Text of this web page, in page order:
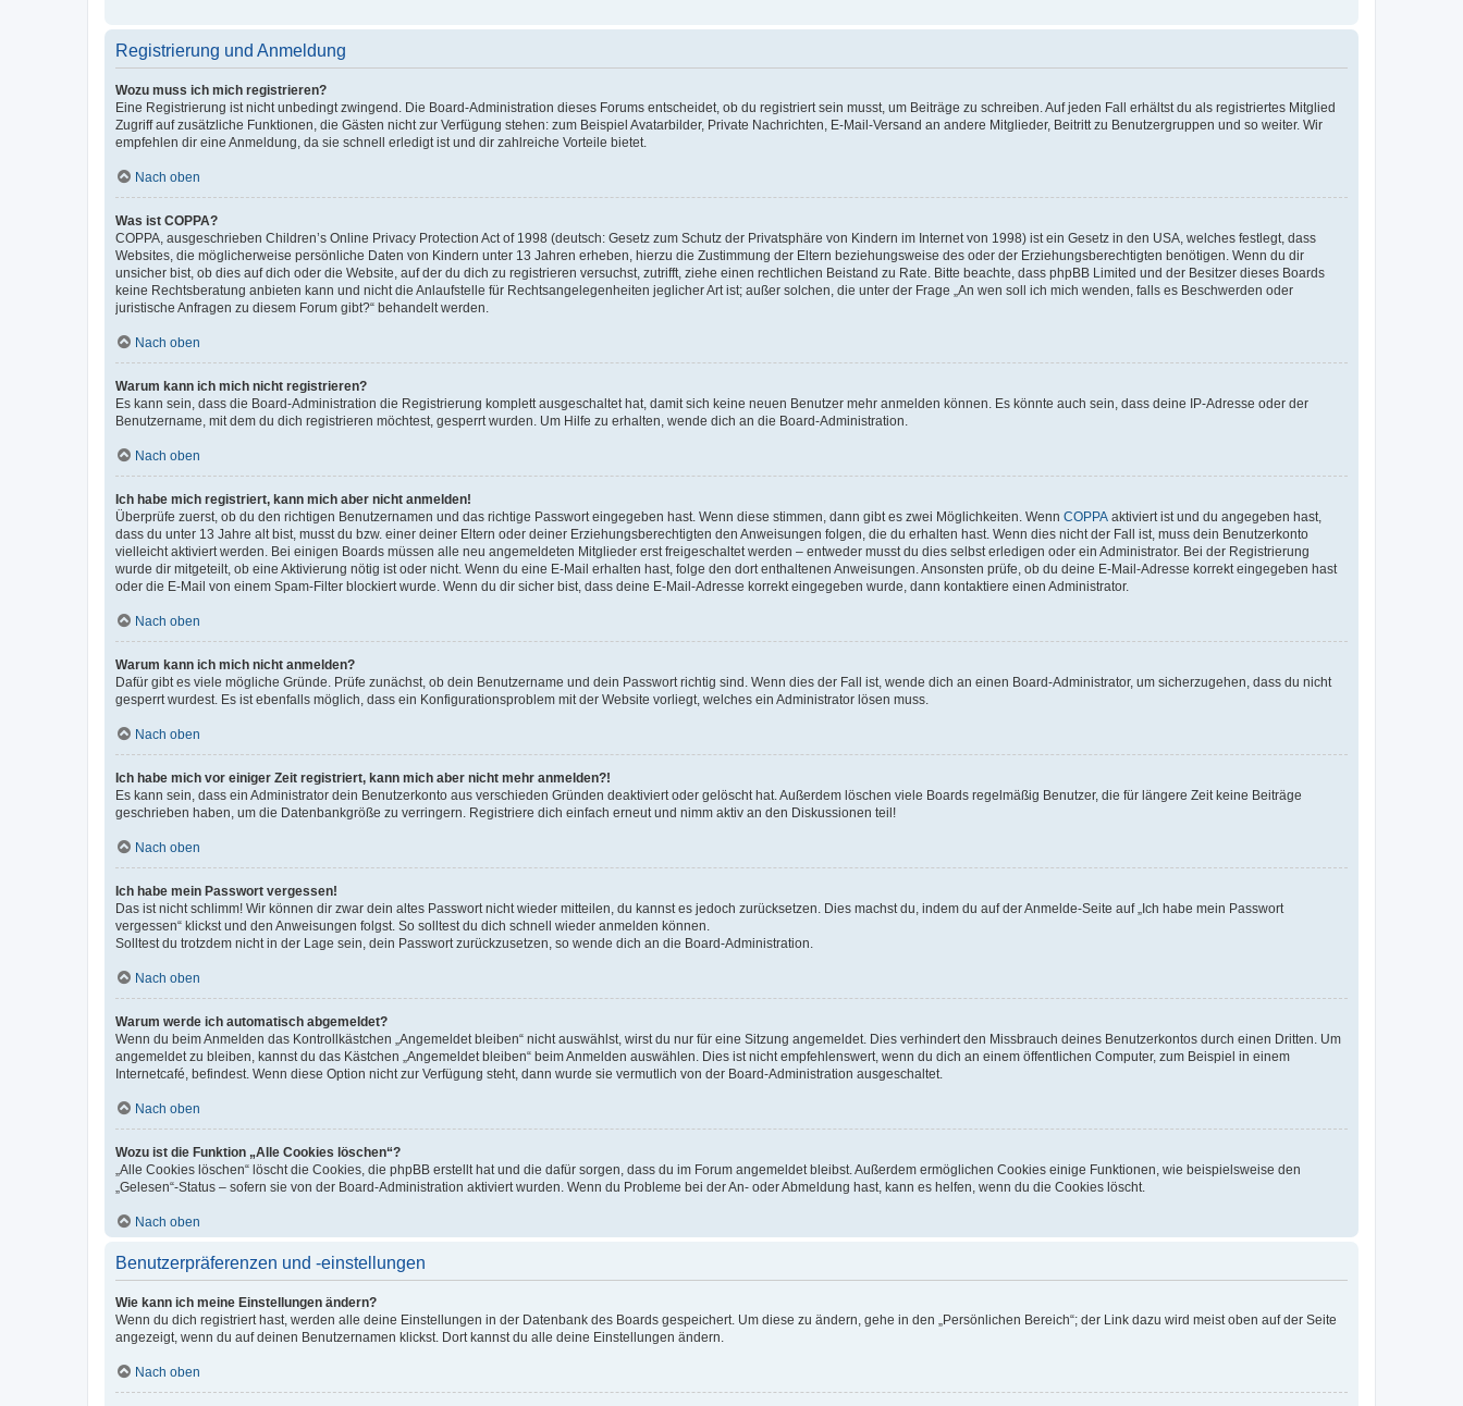
Registrierung und Anmeldung
Wozu muss ich mich registrieren?
Eine Registrierung ist nicht unbedingt zwingend. Die Board-Administration dieses Forums entscheidet, ob du registriert sein musst, um Beiträge zu schreiben. Auf jeden Fall erhältst du als registriertes Mitglied
Zugriff auf zusätzliche Funktionen, die Gästen nicht zur Verfügung stehen: zum Beispiel Avatarbilder, Private Nachrichten, E-Mail-Versand an andere Mitglieder, Beitritt zu Benutzergruppen und so weiter. Wir
empfehlen dir eine Anmeldung, da sie schnell erledigt ist und dir zahlreiche Vorteile bietet.
Nach oben
Was ist COPPA?
COPPA, ausgeschrieben Children’s Online Privacy Protection Act of 1998 (deutsch: Gesetz zum Schutz der Privatsphäre von Kindern im Internet von 1998) ist ein Gesetz in den USA, welches festlegt, dass
Websites, die möglicherweise persönliche Daten von Kindern unter 13 Jahren erheben, hierzu die Zustimmung der Eltern beziehungsweise des oder der Erziehungsberechtigten benötigen. Wenn du dir
unsicher bist, ob dies auf dich oder die Website, auf der du dich zu registrieren versuchst, zutrifft, ziehe einen rechtlichen Beistand zu Rate. Bitte beachte, dass phpBB Limited und der Besitzer dieses Boards
keine Rechtsberatung anbieten kann und nicht die Anlaufstelle für Rechtsangelegenheiten jeglicher Art ist; außer solchen, die unter der Frage „An wen soll ich mich wenden, falls es Beschwerden oder
juristische Anfragen zu diesem Forum gibt?“ behandelt werden.
Nach oben
Warum kann ich mich nicht registrieren?
Es kann sein, dass die Board-Administration die Registrierung komplett ausgeschaltet hat, damit sich keine neuen Benutzer mehr anmelden können. Es könnte auch sein, dass deine IP-Adresse oder der
Benutzername, mit dem du dich registrieren möchtest, gesperrt wurden. Um Hilfe zu erhalten, wende dich an die Board-Administration.
Nach oben
Ich habe mich registriert, kann mich aber nicht anmelden!
Überprüfe zuerst, ob du den richtigen Benutzernamen und das richtige Passwort eingegeben hast. Wenn diese stimmen, dann gibt es zwei Möglichkeiten. Wenn COPPA aktiviert ist und du angegeben hast,
dass du unter 13 Jahre alt bist, musst du bzw. einer deiner Eltern oder deiner Erziehungsberechtigten den Anweisungen folgen, die du erhalten hast. Wenn dies nicht der Fall ist, muss dein Benutzerkonto
vielleicht aktiviert werden. Bei einigen Boards müssen alle neu angemeldeten Mitglieder erst freigeschaltet werden – entweder musst du dies selbst erledigen oder ein Administrator. Bei der Registrierung
wurde dir mitgeteilt, ob eine Aktivierung nötig ist oder nicht. Wenn du eine E-Mail erhalten hast, folge den dort enthaltenen Anweisungen. Ansonsten prüfe, ob du deine E-Mail-Adresse korrekt eingegeben hast
oder die E-Mail von einem Spam-Filter blockiert wurde. Wenn du dir sicher bist, dass deine E-Mail-Adresse korrekt eingegeben wurde, dann kontaktiere einen Administrator.
Nach oben
Warum kann ich mich nicht anmelden?
Dafür gibt es viele mögliche Gründe. Prüfe zunächst, ob dein Benutzername und dein Passwort richtig sind. Wenn dies der Fall ist, wende dich an einen Board-Administrator, um sicherzugehen, dass du nicht
gesperrt wurdest. Es ist ebenfalls möglich, dass ein Konfigurationsproblem mit der Website vorliegt, welches ein Administrator lösen muss.
Nach oben
Ich habe mich vor einiger Zeit registriert, kann mich aber nicht mehr anmelden?!
Es kann sein, dass ein Administrator dein Benutzerkonto aus verschieden Gründen deaktiviert oder gelöscht hat. Außerdem löschen viele Boards regelmäßig Benutzer, die für längere Zeit keine Beiträge
geschrieben haben, um die Datenbankgröße zu verringern. Registriere dich einfach erneut und nimm aktiv an den Diskussionen teil!
Nach oben
Ich habe mein Passwort vergessen!
Das ist nicht schlimm! Wir können dir zwar dein altes Passwort nicht wieder mitteilen, du kannst es jedoch zurücksetzen. Dies machst du, indem du auf der Anmelde-Seite auf „Ich habe mein Passwort
vergessen“ klickst und den Anweisungen folgst. So solltest du dich schnell wieder anmelden können.
Solltest du trotzdem nicht in der Lage sein, dein Passwort zurückzusetzen, so wende dich an die Board-Administration.
Nach oben
Warum werde ich automatisch abgemeldet?
Wenn du beim Anmelden das Kontrollkästchen „Angemeldet bleiben“ nicht auswählst, wirst du nur für eine Sitzung angemeldet. Dies verhindert den Missbrauch deines Benutzerkontos durch einen Dritten. Um
angemeldet zu bleiben, kannst du das Kästchen „Angemeldet bleiben“ beim Anmelden auswählen. Dies ist nicht empfehlenswert, wenn du dich an einem öffentlichen Computer, zum Beispiel in einem
Internetcafé, befindest. Wenn diese Option nicht zur Verfügung steht, dann wurde sie vermutlich von der Board-Administration ausgeschaltet.
Nach oben
Wozu ist die Funktion „Alle Cookies löschen“?
„Alle Cookies löschen“ löscht die Cookies, die phpBB erstellt hat und die dafür sorgen, dass du im Forum angemeldet bleibst. Außerdem ermöglichen Cookies einige Funktionen, wie beispielsweise den
„Gelesen“-Status – sofern sie von der Board-Administration aktiviert wurden. Wenn du Probleme bei der An- oder Abmeldung hast, kann es helfen, wenn du die Cookies löscht.
Nach oben
Benutzerpräferenzen und -einstellungen
Wie kann ich meine Einstellungen ändern?
Wenn du dich registriert hast, werden alle deine Einstellungen in der Datenbank des Boards gespeichert. Um diese zu ändern, gehe in den „Persönlichen Bereich“; der Link dazu wird meist oben auf der Seite
angezeigt, wenn du auf deinen Benutzernamen klickst. Dort kannst du alle deine Einstellungen ändern.
Nach oben